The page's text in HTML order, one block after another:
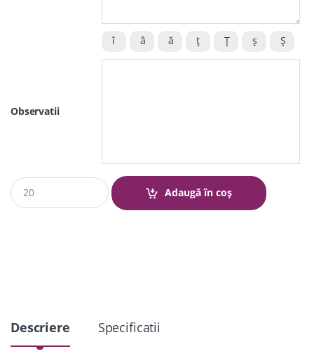
Observatii
Q
u
a
Adaugă în coș
Descriere Specificatii